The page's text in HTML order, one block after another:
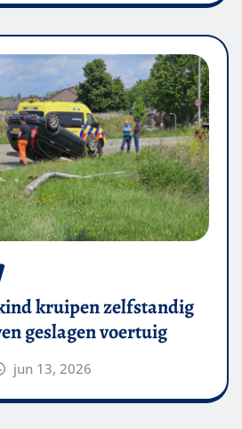
kruipen zelfstandig
geslagen voertuig
jun 13, 2026